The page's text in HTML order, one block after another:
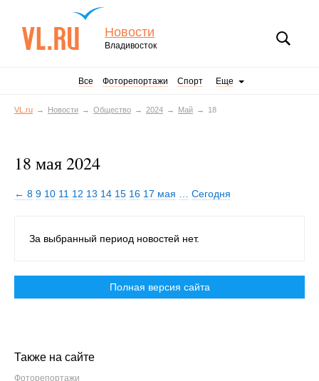
Новости
Владивосток
Все Фоторепортажи Спорт Еще
VL.ru Новости Общество 2024 Май 18
18 мая 2024
← 8 9 10 11 12 13 14 15 16 17 мая Сегодня
За выбранный период новостей нет.
Полная версия сайта
Также на сайте
Фоторепортажи